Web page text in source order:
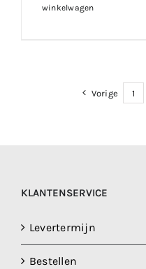
winkelwagen
Vorige 1
KLANTENSERVICE
Levertermijn
Bestellen